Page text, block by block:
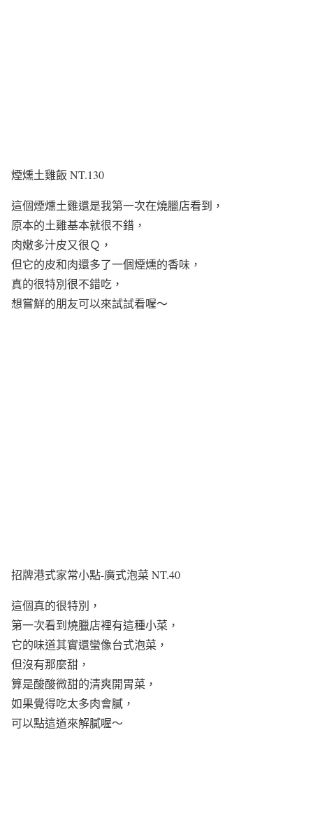
煙燻土雞飯 NT.130
這個煙燻土雞還是我第一次在燒臘店看到，
原本的土雞基本就很不錯，
肉嫩多汁皮又很Ｑ，
但它的皮和肉還多了一個煙燻的香味，
真的很特別很不錯吃，
想嘗鮮的朋友可以來試試看喔～
招牌港式家常小點-廣式泡菜 NT.40
這個真的很特別，
第一次看到燒臘店裡有這種小菜，
它的味道其實還蠻像台式泡菜，
但沒有那麼甜，
算是酸酸微甜的清爽開胃菜，
如果覺得吃太多肉會膩，
可以點這道來解膩喔～